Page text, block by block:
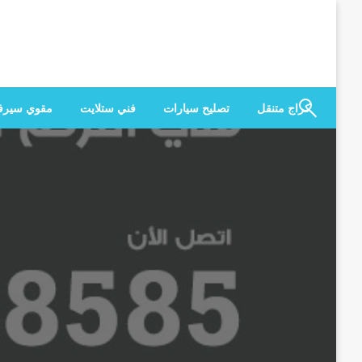
كراج متنقل
تصليح سيارات فني ستلايت مقوي